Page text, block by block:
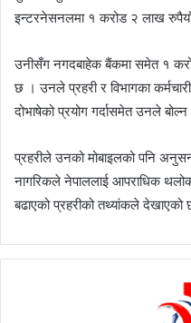
इन्टरनेसनलमा १ करोड २ लाख
उनीसँग नगदबाहेक बैंकमा समेत १
छ । उनले प्रहरी र विभागका
दोभाषेको प्रयोग गर्दासमेत उनले
प्रहरीले उनको मोबाइलको पनि
नागरिकले नेपाललाई आपराधिक
बढाएको प्रहरीको तथ्यांकले